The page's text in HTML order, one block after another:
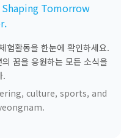
Tomorrow
험활동을 한눈에 확인하세요.
의 꿈을 응원하는 모든 소식을
.
culture, sports, and